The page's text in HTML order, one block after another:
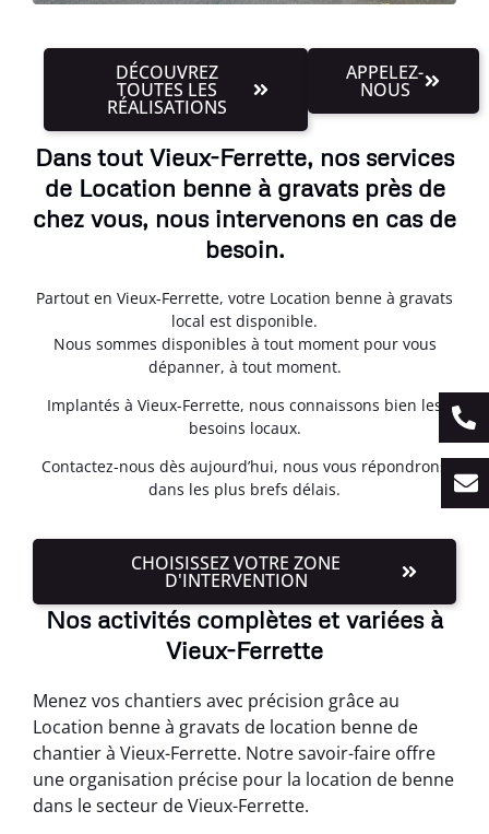
DÉCOUVREZ
TOUTES LES
RÉALISATIONS
APPELEZ-
NOUS
Dans tout Vieux-Ferrette, nos services
de Location benne à gravats près de
chez vous, nous intervenons en cas de
besoin.
Partout en Vieux-Ferrette, votre Location benne à gravats
local est disponible.
Nous sommes disponibles à tout moment pour vous
dépanner, à tout moment.
Implantés à Vieux-Ferrette, nous connaissons bien les
besoins locaux.
Contactez-nous dès aujourd’hui, nous vous répondrons
dans les plus brefs délais.
CHOISISSEZ VOTRE ZONE
D'INTERVENTION
Nos activités complètes et variées à
Vieux-Ferrette
Menez vos chantiers avec précision grâce au
Location benne à gravats de location benne de
chantier à Vieux-Ferrette. Notre savoir-faire offre
une organisation précise pour la location de benne
dans le secteur de Vieux-Ferrette.